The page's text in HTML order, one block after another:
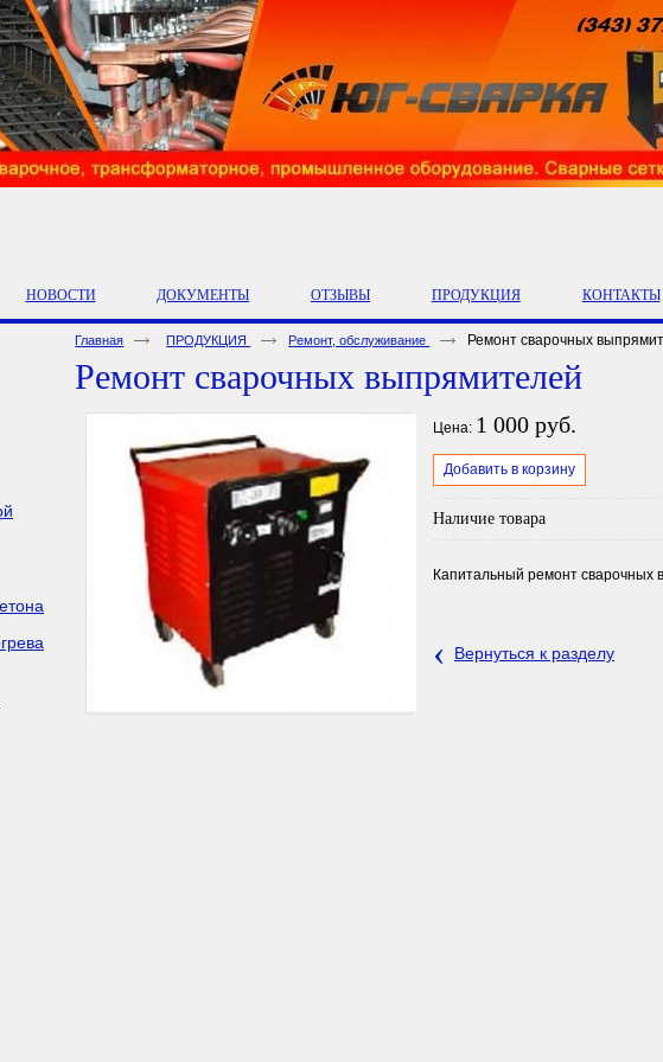
НОВОСТИ ДОКУМЕНТЫ ОТЗЫВЫ ПРОДУКЦИЯ КОНТАКТЫ
Главная ПРОДУКЦИЯ Ремонт, обслуживание Ремонт сварочных
Ремонт сварочных выпрямителей
Цена: 1 000 руб.
Добавить в корзину
Наличие товара
Капитальный ремонт
‹ Вернуться к разделу